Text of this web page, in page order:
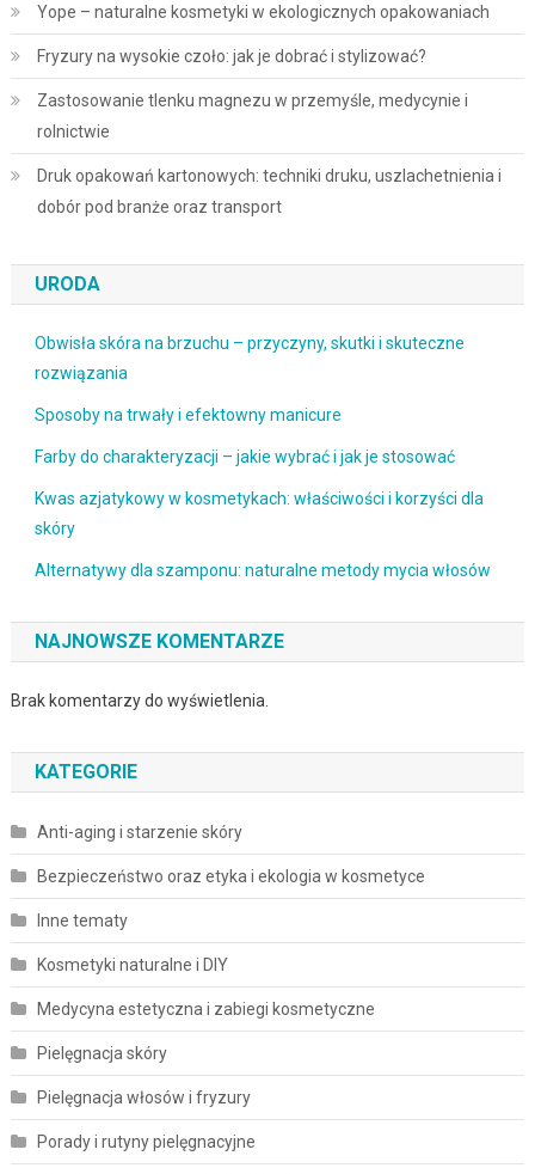
Yope – naturalne kosmetyki w ekologicznych opakowaniach
Fryzury na wysokie czoło: jak je dobrać i stylizować?
Zastosowanie tlenku magnezu w przemyśle, medycynie i
rolnictwie
Druk opakowań kartonowych: techniki druku, uszlachetnienia i
dobór pod branże oraz transport
URODA
Obwisła skóra na brzuchu – przyczyny, skutki i skuteczne
rozwiązania
Sposoby na trwały i efektowny manicure
Farby do charakteryzacji – jakie wybrać i jak je stosować
Kwas azjatykowy w kosmetykach: właściwości i korzyści dla
skóry
Alternatywy dla szamponu: naturalne metody mycia włosów
NAJNOWSZE KOMENTARZE
Brak komentarzy do wyświetlenia.
KATEGORIE
Anti-aging i starzenie skóry
Bezpieczeństwo oraz etyka i ekologia w kosmetyce
Inne tematy
Kosmetyki naturalne i DIY
Medycyna estetyczna i zabiegi kosmetyczne
Pielęgnacja skóry
Pielęgnacja włosów i fryzury
Porady i rutyny pielęgnacyjne